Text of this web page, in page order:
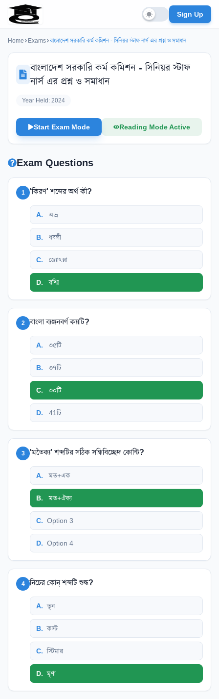
Sign Up
Home Exams বাংলাদেশ সরকারি কর্ম কমিশন - সিনিয়র স্টাফ নার্স এর প্রশ্ন ও সমাধান
বাংলাদেশ সরকারি কর্ম কমিশন - সিনিয়র স্টাফ
নার্স এর প্রশ্ন ও সমাধান
Year Held: 2024
Start Exam Mode Reading Mode Active
Exam Questions
1 'কিরণ' শব্দের অর্থ কী?
A. অভ্র
B. ধবলী
C. জ্যোৎস্না
D. রশ্মি
2 বাংলা ব্যঞ্জনবর্ণ কয়টি?
A. ৩৫টি
B. ৩৭টি
C. ৩০টি
D. 41টি
3 'মতৈক্য' শব্দটির সঠিক সন্ধিবিচ্ছেদ কোন্টি?
A. মত+এক
B. মত+ঐক্য
C. Option 3
D. Option 4
4 নিচের কোন্ শব্দটি শুদ্ধ?
A. তৃন
B. কস্ট
C. স্টিমার
D. মৃণা